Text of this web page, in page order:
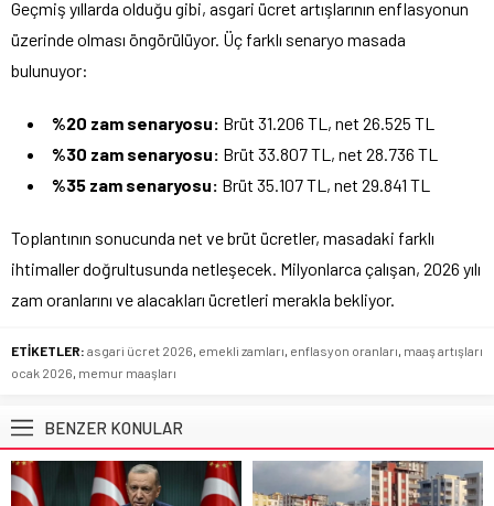
Geçmiş yıllarda olduğu gibi, asgari ücret artışlarının enflasyonun
üzerinde olması öngörülüyor. Üç farklı senaryo masada
bulunuyor:
%20 zam senaryosu: Brüt 31.206 TL, net 26.525 TL
%30 zam senaryosu: Brüt 33.807 TL, net 28.736 TL
%35 zam senaryosu: Brüt 35.107 TL, net 29.841 TL
Toplantının sonucunda net ve brüt ücretler, masadaki farklı
ihtimaller doğrultusunda netleşecek. Milyonlarca çalışan, 2026 yılı
zam oranlarını ve alacakları ücretleri merakla bekliyor.
ETİKETLER: asgari ücret 2026 emekli zamları enflasyon oranları maaş artışları
ocak 2026 memur maaşları
BENZER KONULAR